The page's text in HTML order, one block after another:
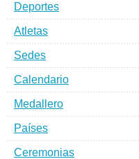
Deportes
Atletas
Sedes
Calendario
Medallero
Países
Ceremonias